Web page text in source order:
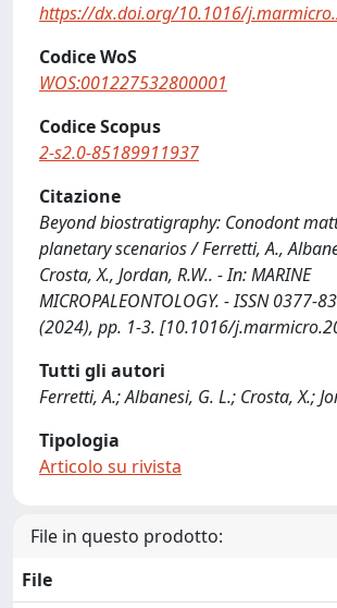
https://dx.doi.org/10.1016/
Codice WoS
WOS:001227532800001
Codice Scopus
2-s2.0-85189911937
Citazione
Beyond biostratigraphy: Conodont
planetary scenarios / Ferretti, A.,
Crosta, X., Jordan, R.W.. - In: MARINE
MICROPALEONTOLOGY. - ISSN 0377-
(2024), pp. 1-3. [10.1016/
Tutti gli autori
Ferretti, A.; Albanesi, G. L.; Crosta, X.;
Tipologia
Articolo su rivista
File in questo prodotto:
File